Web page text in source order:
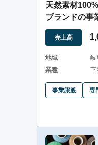
天然素材
ブランドの事
売上高
地域
岐
業種
下
事業譲渡 専